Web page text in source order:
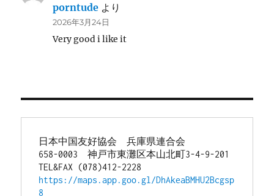
porntude より
2026年3月24日
Very good i like it
日本中国友好協会　兵庫県連合会
658-0003　神戸市東灘区本山北町3-4-9-201
TEL&FAX (078)412-2228
https://maps.app.goo.gl/DhAkeaBMHU2Bcgsp
8